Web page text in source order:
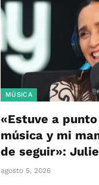
MÚSICA
«Estuve a
música y mi
de seguir»:
agosto 5, 2026